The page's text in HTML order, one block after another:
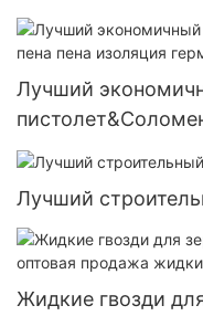
Лучший
герметика для окна
Лучший
Жидкие гвозди